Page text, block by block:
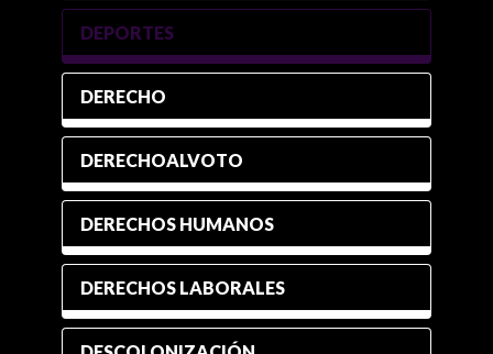
DEPORTES
DERECHO
DERECHOALVOTO
DERECHOS HUMANOS
DERECHOS LABORALES